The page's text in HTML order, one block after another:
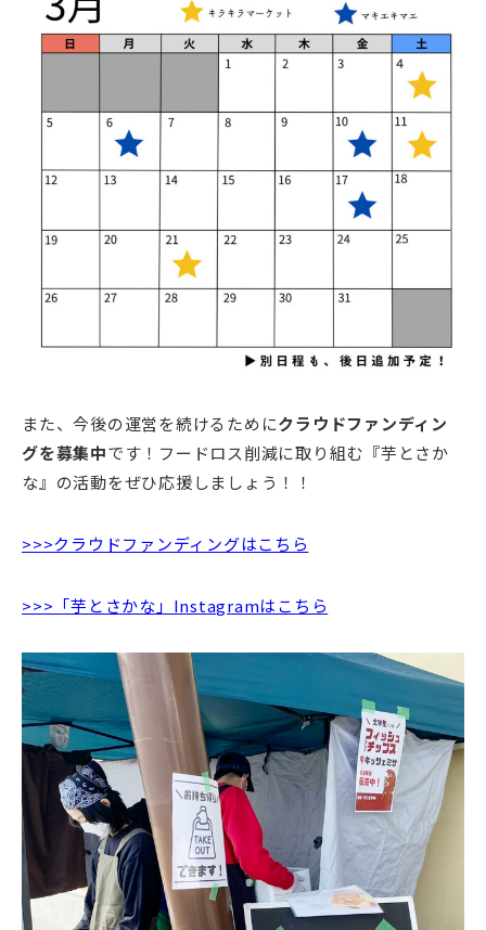
また、今後の運営を続けるためにクラウドファンディン
グを募集中です！フードロス削減に取り組む『芋とさか
な』の活動をぜひ応援しましょう！！
>>>クラウドファンディングはこちら
>>>「芋とさかな」Instagramはこちら